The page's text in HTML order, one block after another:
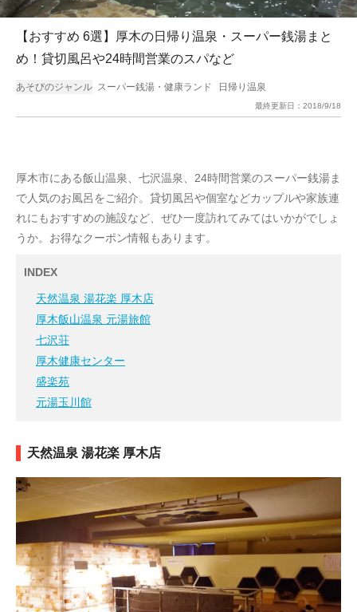
【おすすめ 6選】厚木の日帰り温泉・スーパー銭湯まと
め！貸切風呂や24時間営業のスパなど
あそびのジャンル スーパー銭湯・健康ランド 日帰り温泉
最終更新日： 2018/9/18
厚木市にある飯山温泉、七沢温泉、24時間営業のスーパー銭湯ま
で人気のお風呂をご紹介。貸切風呂や個室などカップルや家族連
れにもおすすめの施設など、ぜひ一度訪れてみてはいかがでしょ
うか。お得なクーポン情報もあります。
INDEX
天然温泉 湯花楽 厚木店
厚木飯山温泉 元湯旅館
七沢荘
厚木健康センター
盛楽苑
元湯玉川館
天然温泉 湯花楽 厚木店